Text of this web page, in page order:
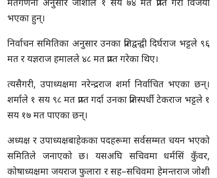
भएका हुन्।
निर्वाचन समितिका अनुसार उनका प्रतिद्वन्द्वी दिर्घराज भट्टले ९६
मत र यज्ञराज हमालले ४८ मत प्राप्त गरेका थिए।
त्यसैगरी, उपाध्यक्षमा नरेन्द्रराज शर्मा निर्वाचित भएका छन्।
शर्माले १ सय ९८ मत प्राप्त गर्दा उनका प्रतिस्पर्धी टेकराज भट्टले १
सय १७ मत पाएका छन्।
अध्यक्ष र उपाध्यक्षबाहेकका पदहरूमा सर्वसम्मत चयन भएको
समितिले जनाएको छ। यसअघि सचिवमा धर्मसिं कुँवर,
कोषाध्यक्षमा जयराज फुलारा र सह–सचिवमा हेमन्तराज जोशी